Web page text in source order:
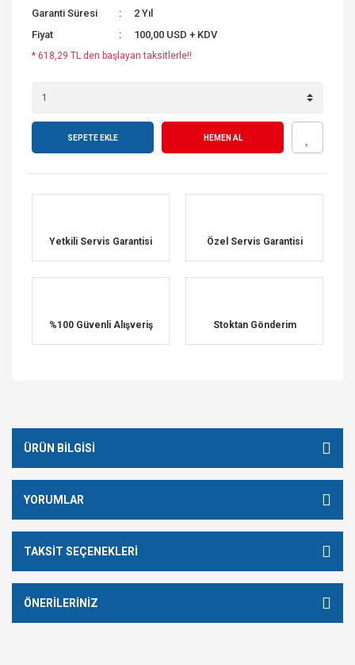
Garanti Süresi
2 Yıl
Fiyat
100,00 USD + KDV
* 618,29 TL den başlayan taksitlerle!!
SEPETE EKLE HEMEN AL
Yetkili Servis Garantisi Özel Servis Garantisi
%100 Güvenli Alışveriş Stoktan Gönderim
ÜRÜN BILGISI
YORUMLAR
TAKSIT SEÇENEKLERI
ÖNERILERINIZ